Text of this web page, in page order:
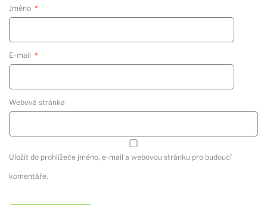
Jméno *
E-mail *
Webová stránka
Uložit do prohlížeče jméno, e-mail a webovou stránku pro budoucí
komentáře.